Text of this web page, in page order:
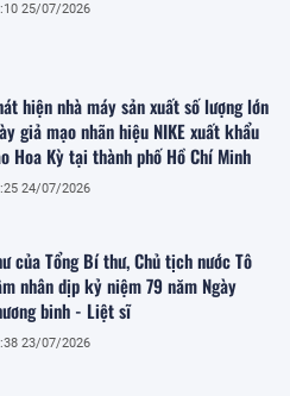
25/07/2026
hiện nhà máy sản xuất số lượng lớn
giả mạo nhãn hiệu NIKE xuất khẩu
Hoa Kỳ tại thành phố Hồ Chí Minh
24/07/2026
của Tổng Bí thư, Chủ tịch nước Tô
nhân dịp kỷ niệm 79 năm Ngày
binh - Liệt sĩ
23/07/2026